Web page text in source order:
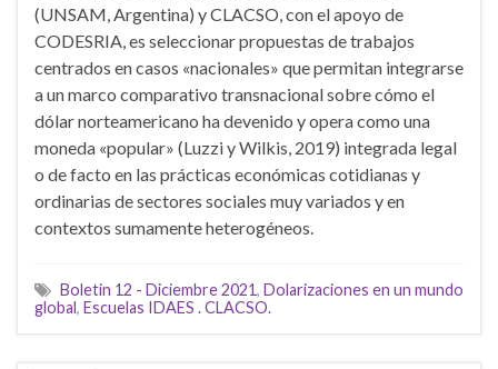
(UNSAM, Argentina) y CLACSO, con el apoyo de
CODESRIA, es seleccionar propuestas de trabajos
centrados en casos «nacionales» que permitan integrarse
a un marco comparativo transnacional sobre cómo el
dólar norteamericano ha devenido y opera como una
moneda «popular» (Luzzi y Wilkis, 2019) integrada legal
o de facto en las prácticas económicas cotidianas y
ordinarias de sectores sociales muy variados y en
contextos sumamente heterogéneos.
Boletin 12 - Diciembre 2021, Dolarizaciones en un mundo
global, Escuelas IDAES . CLACSO.